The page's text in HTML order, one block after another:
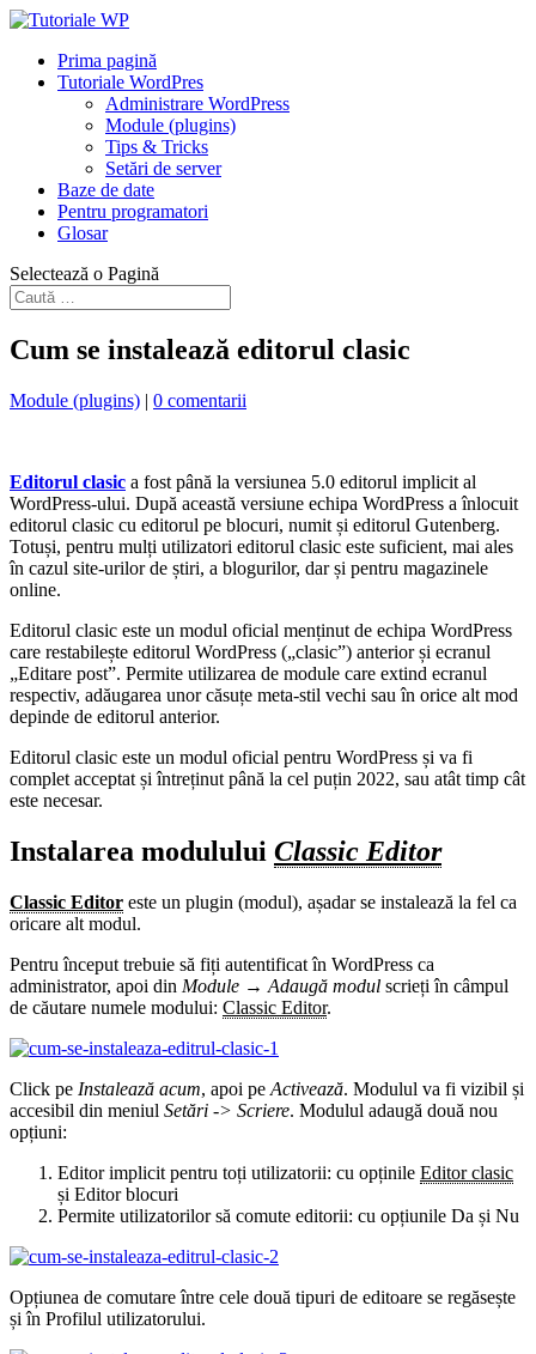
Prima pagină
Tutoriale WordPres
Administrare WordPress
Module (plugins)
Tips & Tricks
Setări de server
Baze de date
Pentru programatori
Glosar
Selectează o Pagină
Cum se instalează editorul clasic
Module (plugins) | 0 comentarii
Editorul clasic a fost până la versiunea 5.0 editorul implicit al
WordPress-ului. După această versiune echipa WordPress a înlocuit
editorul clasic cu editorul pe blocuri, numit și editorul Gutenberg.
Totuși, pentru mulți utilizatori editorul clasic este suficient, mai ales
în cazul site-urilor de știri, a blogurilor, dar și pentru magazinele
online.
Editorul clasic este un modul oficial menținut de echipa WordPress
care restabilește editorul WordPress („clasic”) anterior și ecranul
„Editare post”. Permite utilizarea de module care extind ecranul
respectiv, adăugarea unor căsuțe meta-stil vechi sau în orice alt mod
depinde de editorul anterior.
Editorul clasic este un modul oficial pentru WordPress și va fi
complet acceptat și întreținut până la cel puțin 2022, sau atât timp cât
este necesar.
Instalarea modulului Classic Editor
Classic Editor este un plugin (modul), așadar se instalează la fel ca
oricare alt modul.
Pentru început trebuie să fiți autentificat în WordPress ca
administrator, apoi din Module → Adaugă modul scrieți în câmpul
de căutare numele modului: Classic Editor.
Click pe Instalează acum, apoi pe Activează. Modulul va fi vizibil și
accesibil din meniul Setări -> Scriere. Modulul adaugă două nou
opțiuni:
Editor implicit pentru toți utilizatorii: cu opținile Editor clasic
și Editor blocuri
Permite utilizatorilor să comute editorii: cu opțiunile Da și Nu
Opțiunea de comutare între cele două tipuri de editoare se regăsește
și în Profilul utilizatorului.